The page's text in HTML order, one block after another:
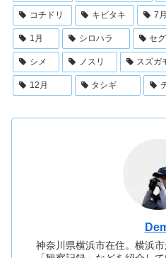
コチドリ キビタキ 7月
1月 シロハラ セ
シメ ノスリ スズガ
12月 タシギ
神奈川県横浜市在住。横浜